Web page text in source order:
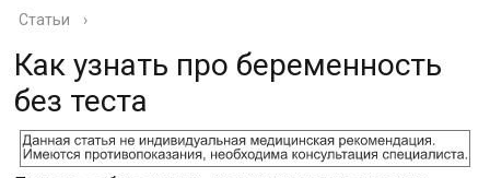
Статьи ›
Как узнать про беременность
без теста